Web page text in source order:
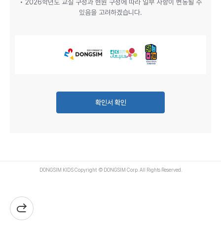
• 2026학년도 교실 구성과 현원 구성에 따라 일부 사항이 변동될 수
있음을 고려하겠습니다.
확인서 확인
DONGSIM KIDS Copyright © DONGSIM Corp. All Rights Reserved.